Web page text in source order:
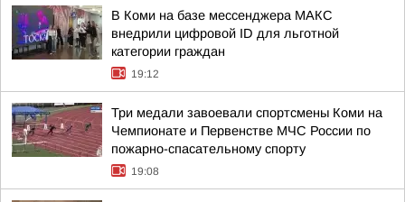
В Коми на базе мессенджера МАКС
внедрили цифровой ID для льготной
категории граждан
19:12
Три медали завоевали спортсмены Коми на
Чемпионате и Первенстве МЧС России по
пожарно-спасательному спорту
19:08